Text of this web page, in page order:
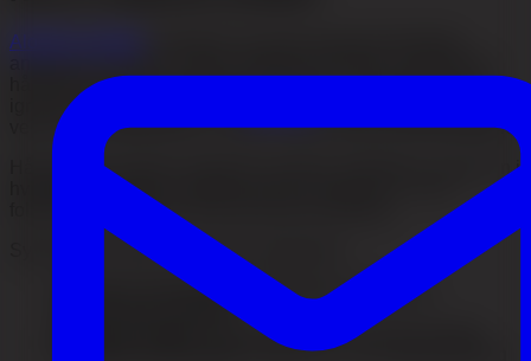
Alopecia areata
hårsekken et immunologisk privilegium – immunforsvaret
ignorerer den stort sett. Ved
vernet, og cytotoksiske T-celler samler seg rundt hårsekkene.
Hårsekkene tvinges i förtid til å avbryte vekstfasen og gå inn i
hvilefase (telogen). Hårstrået løsner og faller av, men
follikelen er vanligvis ikke permanent ødelagt.
Sykdommen deles inn i tre hovedgrader:
Alopecia areata (patchy):flekkvis hårtap på
begrensede områder
fullstendig tap av alt hår på skalp
totalt tap av all kroppsbehåring